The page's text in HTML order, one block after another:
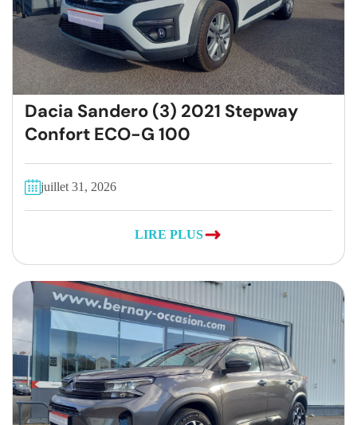
Dacia Sandero (3) 2021 Stepway
Confort ECO-G 100
juillet 31, 2026
LIRE PLUS